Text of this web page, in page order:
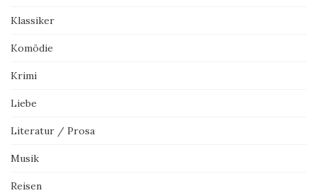
Klassiker
Komödie
Krimi
Liebe
Literatur / Prosa
Musik
Reisen